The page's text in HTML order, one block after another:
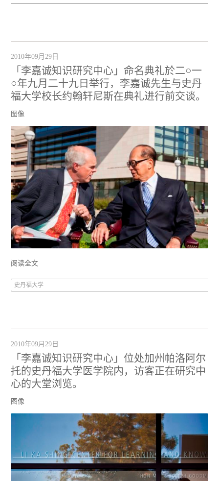
2010年09月29日
「李嘉诚知识研究中心」命名典礼於二○一
○年九月二十九日举行，李嘉诚先生与史丹
福大学校长约翰轩尼斯在典礼进行前交谈。
图像
阅读全文
史丹福大学
2010年09月29日
「李嘉诚知识研究中心」位处加州帕洛阿尔
托的史丹福大学医学院内，访客正在研究中
心的大堂浏览。
图像